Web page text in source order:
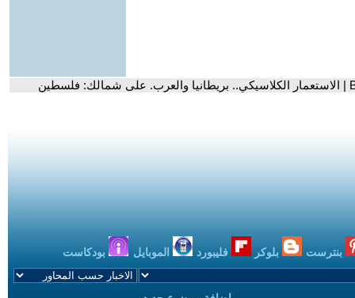
بنترست بلوكر فليبورد الموبايل بودكاست